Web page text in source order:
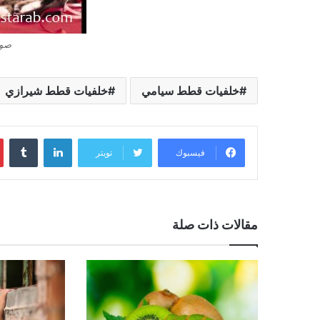
خلفيات قطط سيامي خلفيات قطط شيرازي
فيسبوك تويتر
لينكدإن
مقالات ذات صلة